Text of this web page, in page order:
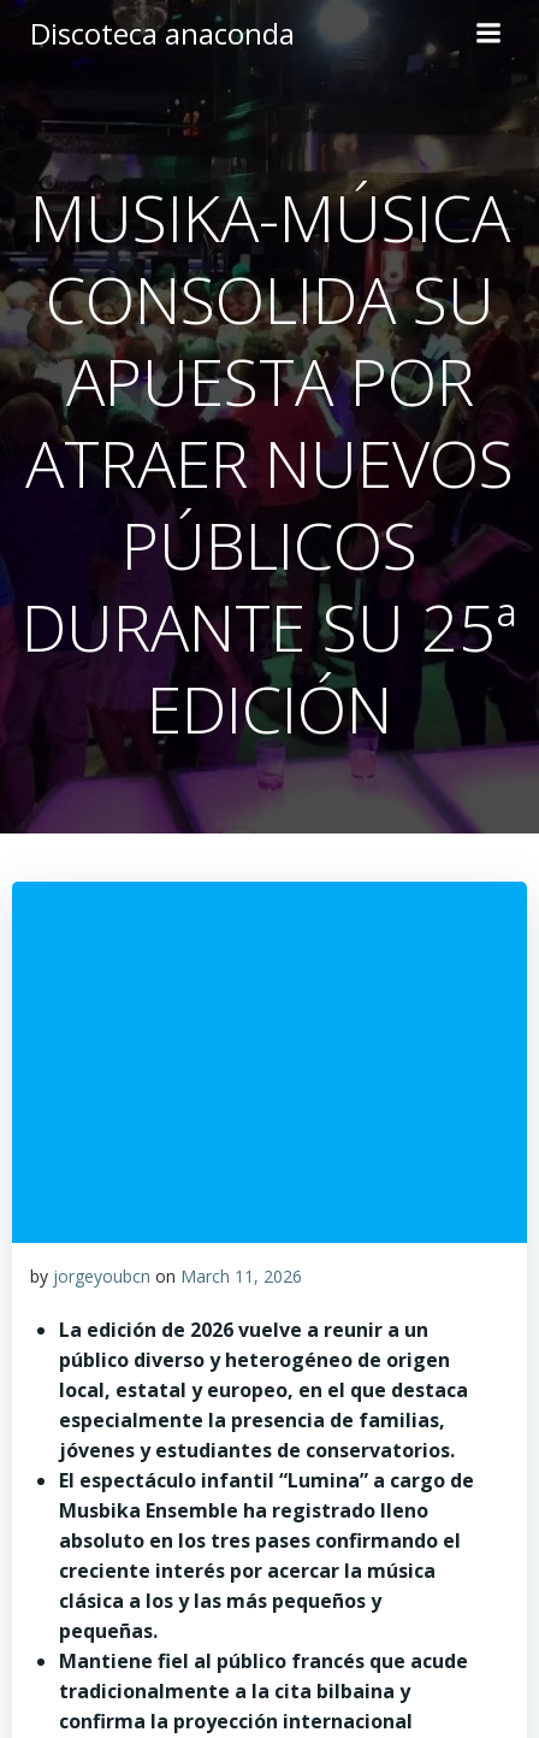
to
Discoteca anaconda
MUSIKA-MÚSICA
CONSOLIDA SU
APUESTA POR
ATRAER NUEVOS
PÚBLICOS
DURANTE SU 25ª
EDICIÓN
by jorgeyoubcn on March 11, 2026
La edición de 2026 vuelve a reunir a un
público diverso y heterogéneo de origen
local, estatal y europeo, en el que destaca
especialmente la presencia de familias,
jóvenes y estudiantes de conservatorios.
El espectáculo infantil “Lumina” a cargo de
Musbika Ensemble ha registrado lleno
absoluto en los tres pases confirmando el
creciente interés por acercar la música
clásica a los y las más pequeños y
pequeñas.
Mantiene fiel al público francés que acude
tradicionalmente a la cita bilbaina y
confirma la proyección internacional